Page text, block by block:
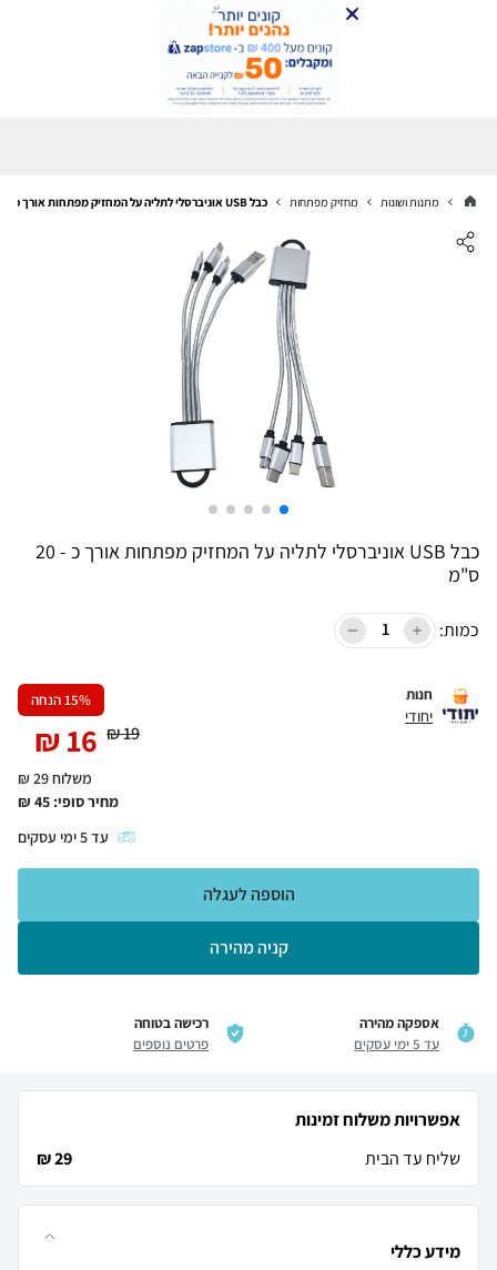
מתנות ושונות מחזיק מפתחות כבל USB אוניברסלי לתליה על המחזיק מפתחות אורך כ - 20 ס"מ
כבל USB אוניברסלי לתליה על המחזיק מפתחות אורך כ - 20
ס"מ
כמות:
חנות
יחודי
15% הנחה
19
₪
16
₪
משלוח 29 ₪
מחיר סופי: 45
₪
עד5ימי עסקים
קניה מהירה
הוספה לעגלה
אספקה מהירה
עד 5 ימי עסקים
רכישה בטוחה
פרטים נוספים
אפשרויות משלוח זמינות
שליח עד הבית
29 ₪
מידע כללי